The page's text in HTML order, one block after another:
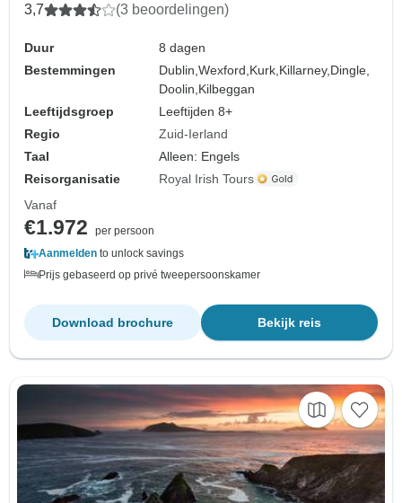
3,7 (3 beoordelingen)
Duur
8 dagen
Bestemmingen
Dublin,Wexford, Kurk, Killarney, Dingle,
Doolin, Kilbeggan
Leeftijdsgroep
Leeftijden 8+
Regio
Zuid-Ierland
Taal
Alleen: Engels
Reisorganisatie
Royal Irish Tours
Vanaf
€1.972
per persoon
Aanmelden to unlock savings
Prijs gebaseerd op privé tweepersoonskamer
Bekijk reis
Download brochure